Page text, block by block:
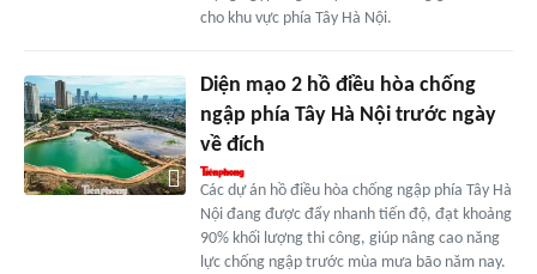
cho khu vực phía Tây Hà Nội.
Diện mạo 2 hồ điều hòa chống
ngập phía Tây Hà Nội trước ngày
về đích
Các dự án hồ điều hòa chống ngập phía Tây Hà
Nội đang được đẩy nhanh tiến độ, đạt khoảng
90% khối lượng thi công, giúp nâng cao năng
lực chống ngập trước mùa mưa bão năm nay.